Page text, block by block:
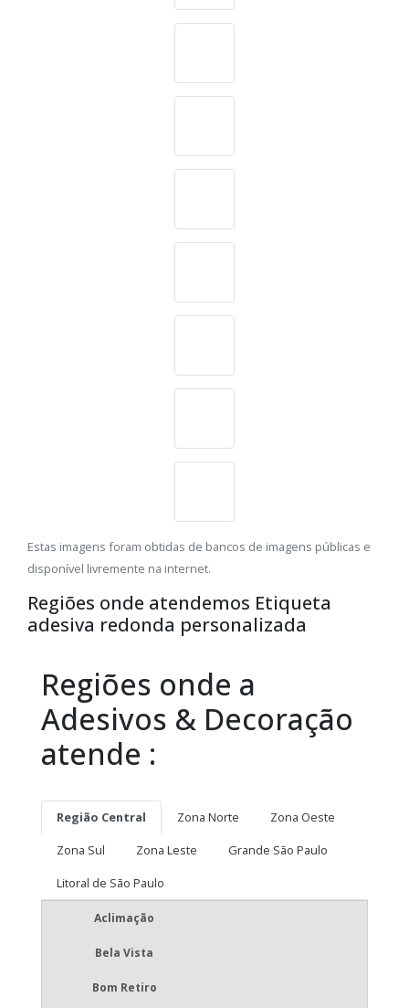
Estas imagens foram obtidas de bancos de imagens públicas e
disponível livremente na internet.
Regiões onde atendemos Etiqueta
adesiva redonda personalizada
Regiões onde a
Adesivos & Decoração
atende :
Região Central Zona Norte
Zona Oeste
Zona Sul
Zona Leste
Grande São Paulo
Litoral de São Paulo
Aclimação
Bela Vista
Bom Retiro